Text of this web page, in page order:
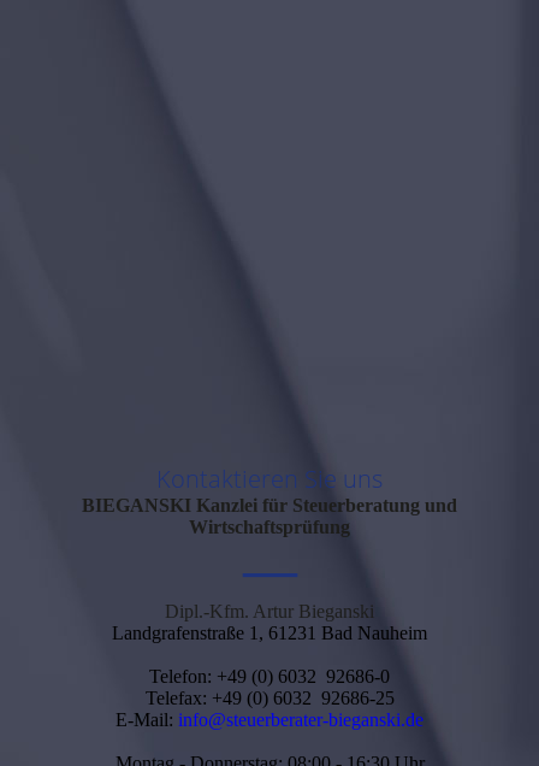
Kontaktieren Sie uns
BIEGANSKI Kanzlei für Steuerberatung und
Wirtschaftsprüfung
—
Dipl.-Kfm. Artur Bieganski
Landgrafenstraße 1, 61231 Bad Nauheim
Telefon: +49 (0) 6032 92686-0
Telefax: +49 (0) 6032 92686-25
E-Mail: info@steuerberater-bieganski.de